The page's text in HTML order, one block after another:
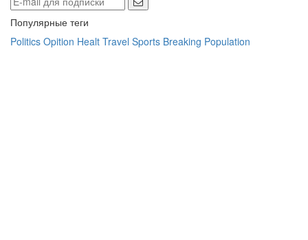
Популярные теги
Politics Opition Healt